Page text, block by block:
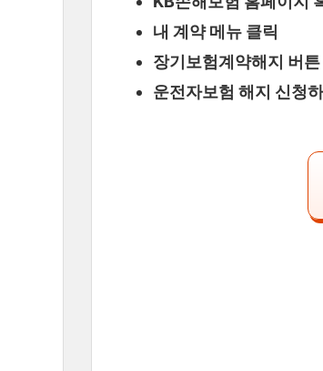
내 계약 메뉴 클릭
장기보험계약해지 버튼
운전자보험 해지 신청하